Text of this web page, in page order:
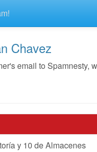
Chavez
email to
y 10 de Almacenes